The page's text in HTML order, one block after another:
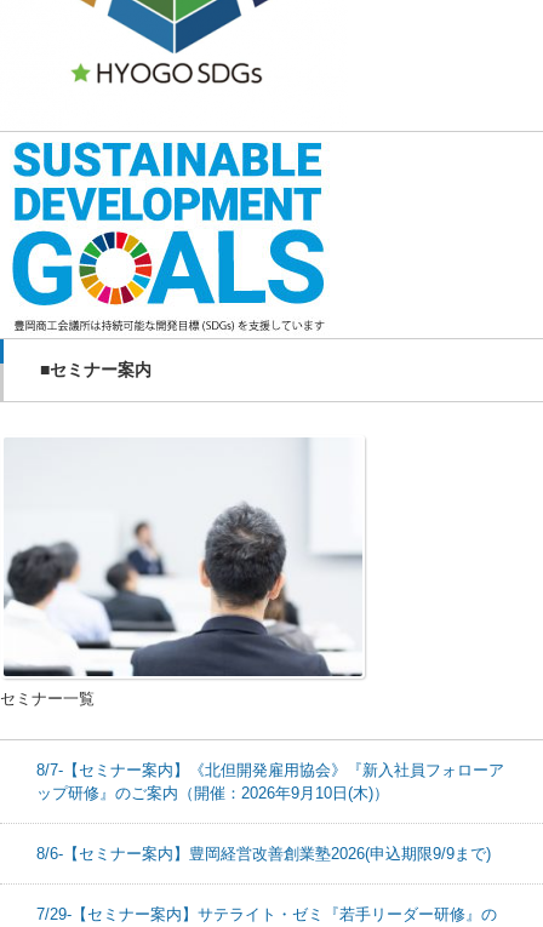
■セミナー案内
セミナー一覧
8/7-【セミナー案内】《北但開発雇用協会》『新入社員フォローア
ップ研修』のご案内（開催：2026年9月10日(木)）
8/6-【セミナー案内】豊岡経営改善創業塾2026(申込期限9/9まで)
7/29-【セミナー案内】サテライト・ゼミ『若手リーダー研修』の